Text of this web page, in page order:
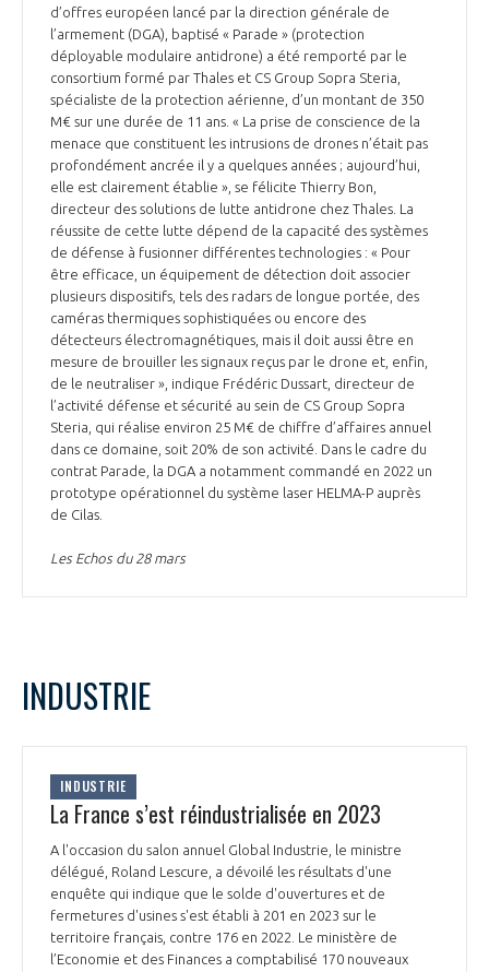
INNOVATION
INTERNATIONALISATION
d’offres européen lancé par la direction générale de
l’armement (DGA), baptisé « Parade » (protection
déployable modulaire antidrone) a été remporté par le
consortium formé par Thales et CS Group Sopra Steria,
spécialiste de la protection aérienne, d’un montant de 350
M€ sur une durée de 11 ans. « La prise de conscience de la
menace que constituent les intrusions de drones n’était pas
profondément ancrée il y a quelques années ; aujourd’hui,
elle est clairement établie », se félicite Thierry Bon,
directeur des solutions de lutte antidrone chez Thales. La
réussite de cette lutte dépend de la capacité des systèmes
de défense à fusionner différentes technologies : « Pour
être efficace, un équipement de détection doit associer
plusieurs dispositifs, tels des radars de longue portée, des
caméras thermiques sophistiquées ou encore des
détecteurs électromagnétiques, mais il doit aussi être en
mesure de brouiller les signaux reçus par le drone et, enfin,
de le neutraliser », indique Frédéric Dussart, directeur de
l’activité défense et sécurité au sein de CS Group Sopra
Steria, qui réalise environ 25 M€ de chiffre d’affaires annuel
dans ce domaine, soit 20% de son activité. Dans le cadre du
contrat Parade, la DGA a notamment commandé en 2022 un
prototype opérationnel du système laser HELMA-P auprès
de Cilas.
Les Echos du 28 mars
INDUSTRIE
INDUSTRIE
La France s’est réindustrialisée en 2023
A l'occasion du salon annuel Global Industrie, le ministre
délégué, Roland Lescure, a dévoilé les résultats d'une
enquête qui indique que le solde d'ouvertures et de
fermetures d'usines s'est établi à 201 en 2023 sur le
territoire français, contre 176 en 2022. Le ministère de
l’Economie et des Finances a comptabilisé 170 nouveaux